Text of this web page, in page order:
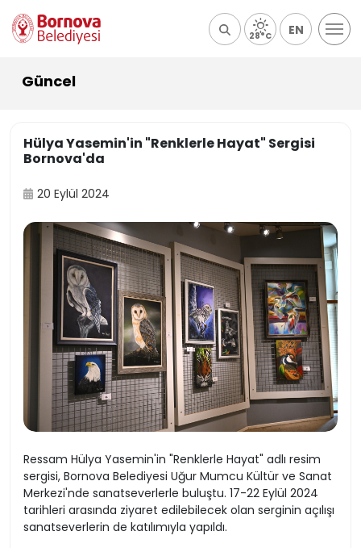
28°C EN
Güncel
Hülya Yasemin'in "Renklerle Hayat" Sergisi
Bornova'da
20 Eylül 2024
Ressam Hülya Yasemin'in "Renklerle Hayat" adlı resim
sergisi, Bornova Belediyesi Uğur Mumcu Kültür ve Sanat
Merkezi'nde sanatseverlerle buluştu. 17-22 Eylül 2024
tarihleri arasında ziyaret edilebilecek olan serginin açılışı
sanatseverlerin de katılımıyla yapıldı.